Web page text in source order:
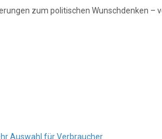
zum politischen Wunschdenken
Auswahl für Verbraucher